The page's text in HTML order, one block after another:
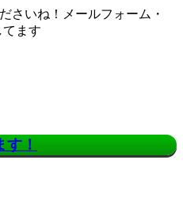
さいね！メールフォーム・
ます！
！